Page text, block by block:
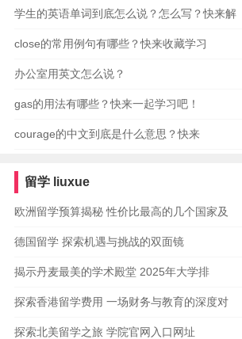
学生的英语单词到底怎么说？怎么写？快来解
close的常用例句有哪些？快来收藏学习
办公室用英文怎么说？
gas的用法有哪些？快来一起学习吧！
courage的中文到底是什么意思？快来
留学 liuxue
欧洲留学预算揭秘 性价比最高的几个国家及
德国留学 探索机遇与挑战的双面镜
揭示丹麦最美的学术殿堂 2025年大学排
探索香港留学费用 一场财务与教育的深度对
探索北美留学之旅 学院官网入口网址